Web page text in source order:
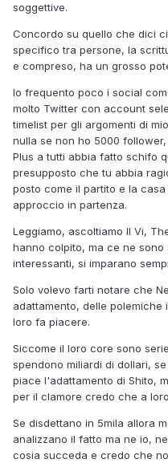
soggettive.
Concordo su quello che dici
specifico tra persone, la
e compreso, ha un grosso
Io frequento poco i social
molto Twitter con account
timelist per gli argomenti di
nulla se non ho 5000
Plus a tutti abbia fatto schifo
presupposto che tu abbia
posto come il partito e la
approccio in partenza.
Leggiamo, ascoltiamo Il Vi,
hanno colpito, ma ce ne sono
interessanti, si imparano
Solo volevo farti notare che
adattamento, delle
loro fa piacere.
Siccome il loro core sono
spendono miliardi di dollari,
piace l'adattamento di Shito,
per il clamore credo che a
Se disdettano in 5mila allora
analizzano il fatto ma ne io,
cosia succeda e credo che